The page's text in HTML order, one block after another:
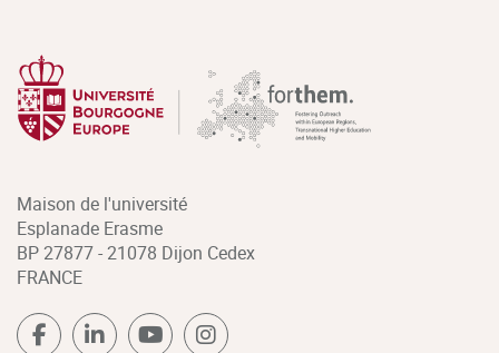
Maison de l'université
Esplanade Erasme
BP 27877 - 21078 Dijon Cedex
FRANCE